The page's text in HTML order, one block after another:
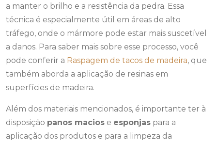
a manter o brilho e a resistência da pedra. Essa
técnica é especialmente útil em áreas de alto
tráfego, onde o mármore pode estar mais suscetível
a danos. Para saber mais sobre esse processo, você
pode conferir a Raspagem de tacos de madeira, que
também aborda a aplicação de resinas em
superfícies de madeira.
Além dos materiais mencionados, é importante ter à
disposição panos macios e esponjas para a
aplicação dos produtos e para a limpeza da